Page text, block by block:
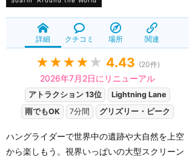
詳細 クチコミ 場所 関連
★★★★ ★ 4.43 (20件)
2026年7月2日にリニューアル
アトラクション 13位
Lightning Lane
雨でもOK
7分間 グリズリー・ピーク
ハングライダーで世界中の遺跡や大自然を上空
から楽しもう。視界いっぱいの大型スクリーン